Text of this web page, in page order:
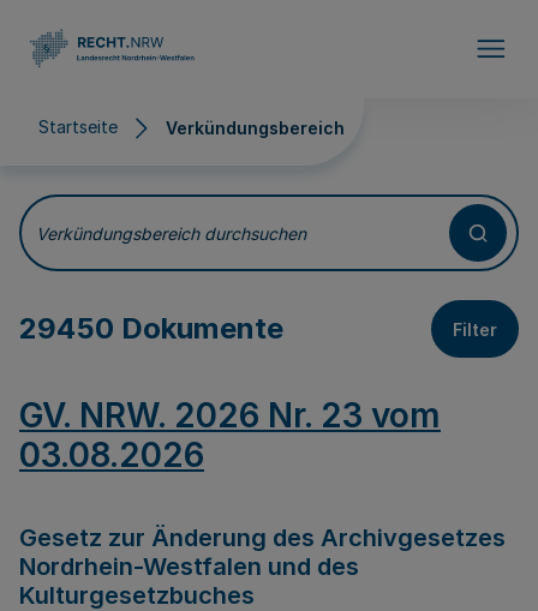
Startseite Verkündungsbereich
Verkündungsbereich
Verkündungsbereich durchsuchen
29450 Dokumente Filter
GV. NRW. 2026 Nr. 23 vom
03.08.2026
Gesetz zur Änderung des Archivgesetzes
Nordrhein-Westfalen und des
Kulturgesetzbuches